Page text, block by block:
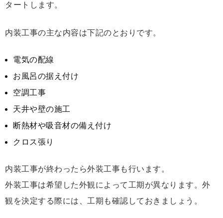
タートします。
内装工事の主な内容は下記のとおりです。
電気の配線
お風呂の据え付け
空調工事
天井や壁の施工
断熱材や吸音材の備え付け
クロス張り
内装工事が終わったら外装工事も行います。
外装工事は希望した外観によって工期が異なります。外
観を決定する際には、工期も確認しておきましょう。